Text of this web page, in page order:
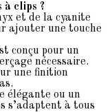
à clips ?
et de la cyanite
ajouter une touche
conçu pour un
nécessaire.
une finition
élégante ou un
s’adaptent à tous